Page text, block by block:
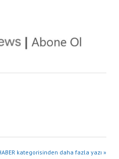
kategorisinden daha fazla yazı »